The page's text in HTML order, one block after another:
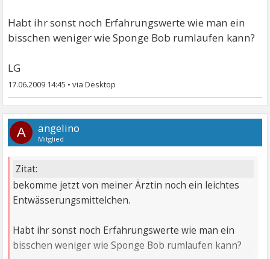
Habt ihr sonst noch Erfahrungswerte wie man ein
bisschen weniger wie Sponge Bob rumlaufen kann?
LG
17.06.2009 14:45 •
A angelino
Mitglied
Zitat:
bekomme jetzt von meiner Ärztin noch ein leichtes
Entwässerungsmittelchen.
Habt ihr sonst noch Erfahrungswerte wie man ein
bisschen weniger wie Sponge Bob rumlaufen kann?